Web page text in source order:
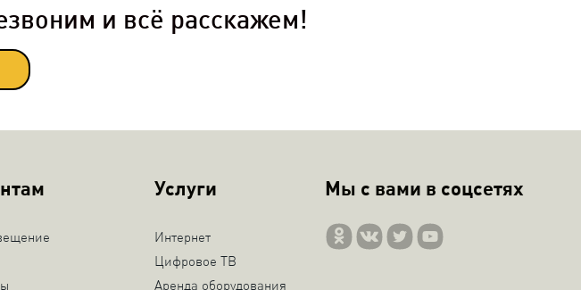
и всё расскажем!
Услуги
Интернет
Цифровое ТВ
Аренда оборудования
Мы с вами в соцсетях